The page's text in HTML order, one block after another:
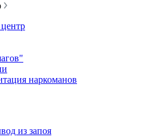
наркоманов
из запоя